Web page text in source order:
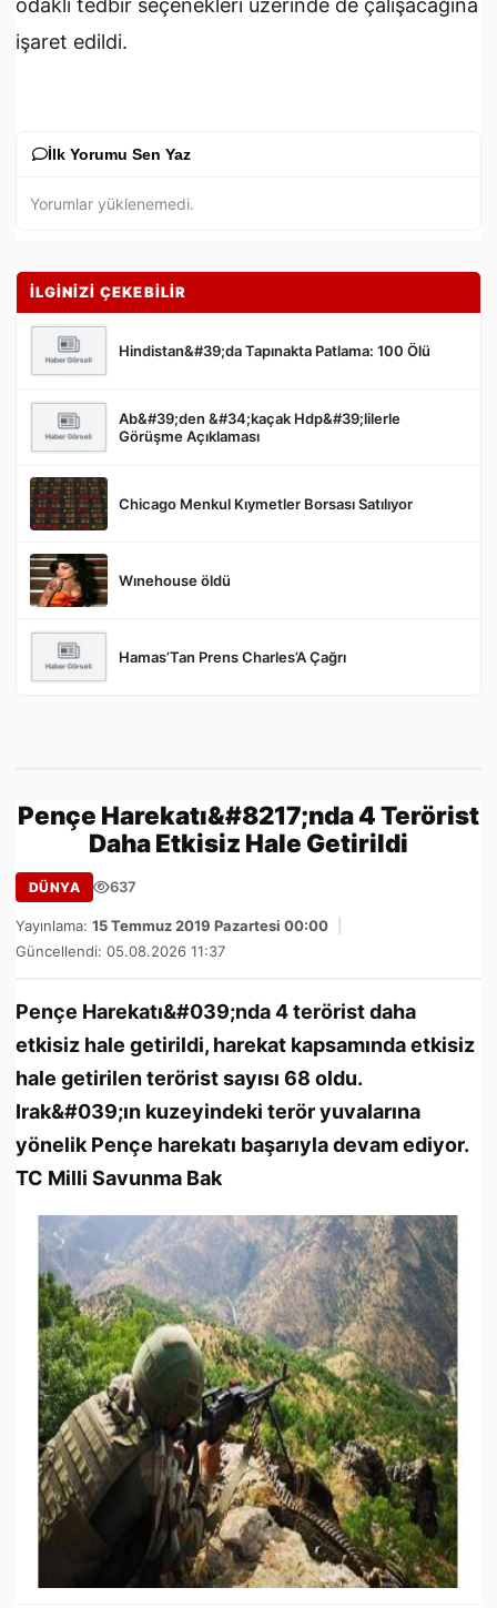
odaklı tedbir seçenekleri üzerinde de çalışacağına
işaret edildi.
İlk Yorumu Sen Yaz
Gönder
Yorumlar yüklenemedi.
İLGİNİZİ ÇEKEBİLİR
Hindistan&#39;da Tapınakta Patlama: 100 Ölü
Ab&#39;den &#34;kaçak Hdp&#39;lilerle
Görüşme Açıklaması
Chicago Menkul Kıymetler Borsası Satılıyor
Wınehouse öldü
Hamas’Tan Prens Charles’A Çağrı
Pençe Harekatı&#8217;nda 4 Terörist
Daha Etkisiz Hale Getirildi
DÜNYA 637
Yayınlama: 15 Temmuz 2019 Pazartesi 00:00
Güncellendi: 05.08.2026 11:37
Pençe Harekatı&#039;nda 4 terörist daha
etkisiz hale getirildi, harekat kapsamında etkisiz
hale getirilen terörist sayısı 68 oldu.
Irak&#039;ın kuzeyindeki terör yuvalarına
yönelik Pençe harekatı başarıyla devam ediyor.
TC Milli Savunma Bak